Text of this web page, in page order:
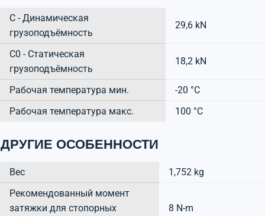
C - Динамическая
грузоподъёмность
29,6 kN
C0 - Статическая
грузоподъёмность
18,2 kN
Рабочая температура мин.
-20 °C
Рабочая температура макс.
100 °C
ДРУГИЕ ОСОБЕННОСТИ
Вес
1,752 kg
Рекомендованный момент
затяжки для стопорных
8 N-m